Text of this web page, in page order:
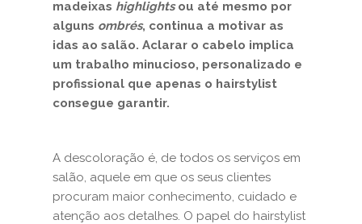
madeixas highlightsou até mesmo por
alguns ombrés, continua a motivar as
idas ao salão. Aclarar o cabelo implica
um trabalho minucioso, personalizado e
profissional que apenas o hairstylist
consegue garantir.
A descoloração é, de todos os serviços em
salão, aquele em que os seus clientes
procuram maior conhecimento, cuidado e
atenção aos detalhes. O papel do hairstylist